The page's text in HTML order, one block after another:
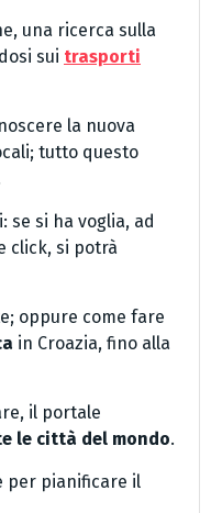
una ricerca sulla
sui trasporti
la nuova
tutto questo
si ha voglia, ad
click, si potrà
oppure come fare
in Croazia, fino alla
il portale
le città del mondo.
per pianificare il